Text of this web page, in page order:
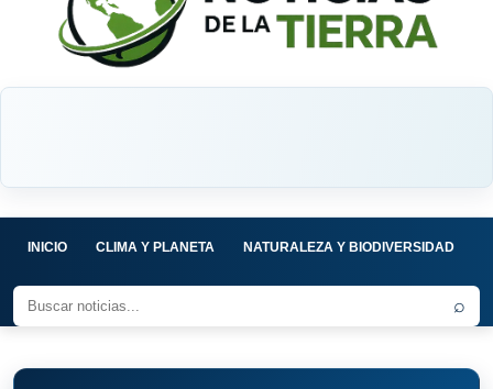
INICIO CLIMA Y PLANETA NATURALEZA Y BIODIVERSIDAD
⌕